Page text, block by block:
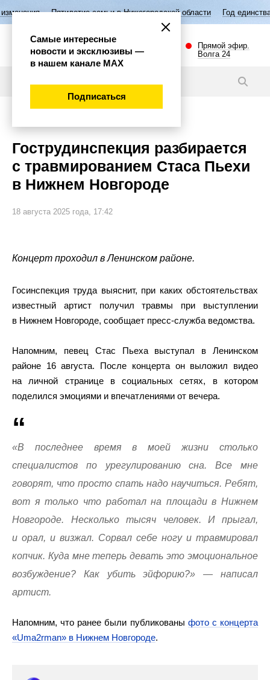
семьи в Нижегородской области Год единства народов
Прямой эфир.
Волга 24
Гострудинспекция разбирается
с травмированием Стаса Пьехи
в Нижнем Новгороде
18 августа 2025 года, 17:42
Концерт проходил в Ленинском районе.
Госинспекция труда выяснит, при каких обстоятельствах
известный артист получил травмы при выступлении
в Нижнем Новгороде, сообщает пресс-служба ведомства.
Напомним, певец Стас Пьеха выступал в Ленинском
районе 16 августа. После концерта он выложил видео
на личной странице в социальных сетях, в котором
поделился эмоциями и впечатлениями от вечера.
«В последнее время в моей жизни столько
специалистов по урегулированию сна. Все мне
говорят, что просто спать надо научиться. Ребят,
вот я только что работал на площади в Нижнем
Новгороде. Несколько тысяч человек. И прыгал,
и орал, и визжал. Сорвал себе ногу и травмировал
копчик. Куда мне теперь девать это эмоциональное
возбуждение? Как убить эйфорию?» — написал
артист.
Напомним, что ранее были публикованы фото с концерта
«Uma2rman» в Нижнем Новгороде.
Самые интересные
новости и эксклюзивы —
в нашем канале МАХ
Подписаться